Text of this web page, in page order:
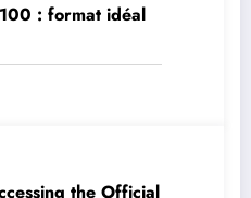
: format idéal
the Official